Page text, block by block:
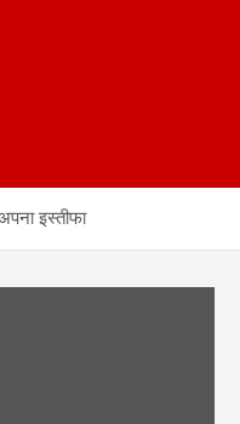
इस्तीफा